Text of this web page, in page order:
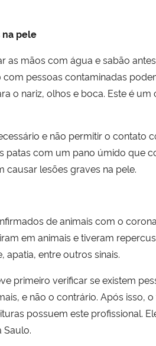
na pele
as mãos com água e sabão
pessoas contaminadas
o nariz, olhos e boca. Este é
e não permitir o contato
com um pano úmido que
lesões graves na pele.
de animais com o
em animais e tiveram
apatia, entre outros sinais.
primeiro verificar se existem
e não o contrário. Após isso,
possuem este profissional.
Saulo.